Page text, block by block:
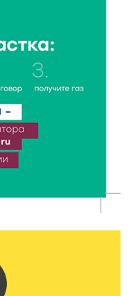
на Волге в
«Калитка»
что ждёт
получил бизнес